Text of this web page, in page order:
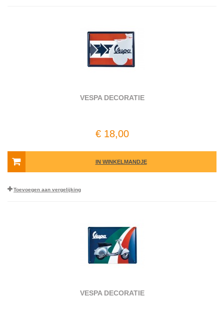
VESPA DECORATIE
€ 18,00
IN WINKELMANDJE
Toevoegen aan vergelijking
VESPA DECORATIE